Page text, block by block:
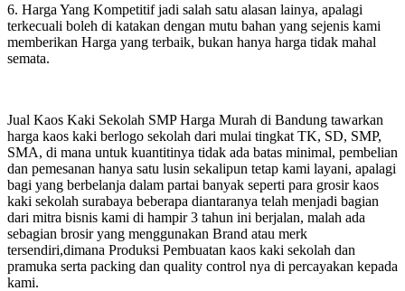
6. Harga Yang Kompetitif jadi salah satu alasan lainya, apalagi
terkecuali boleh di katakan dengan mutu bahan yang sejenis kami
memberikan Harga yang terbaik, bukan hanya harga tidak mahal
semata.
Jual Kaos Kaki Sekolah SMP Harga Murah di Bandung tawarkan
harga kaos kaki berlogo sekolah dari mulai tingkat TK, SD, SMP,
SMA, di mana untuk kuantitinya tidak ada batas minimal, pembelian
dan pemesanan hanya satu lusin sekalipun tetap kami layani, apalagi
bagi yang berbelanja dalam partai banyak seperti para grosir kaos
kaki sekolah surabaya beberapa diantaranya telah menjadi bagian
dari mitra bisnis kami di hampir 3 tahun ini berjalan, malah ada
sebagian brosir yang menggunakan Brand atau merk
tersendiri,dimana Produksi Pembuatan kaos kaki sekolah dan
pramuka serta packing dan quality control nya di percayakan kepada
kami.